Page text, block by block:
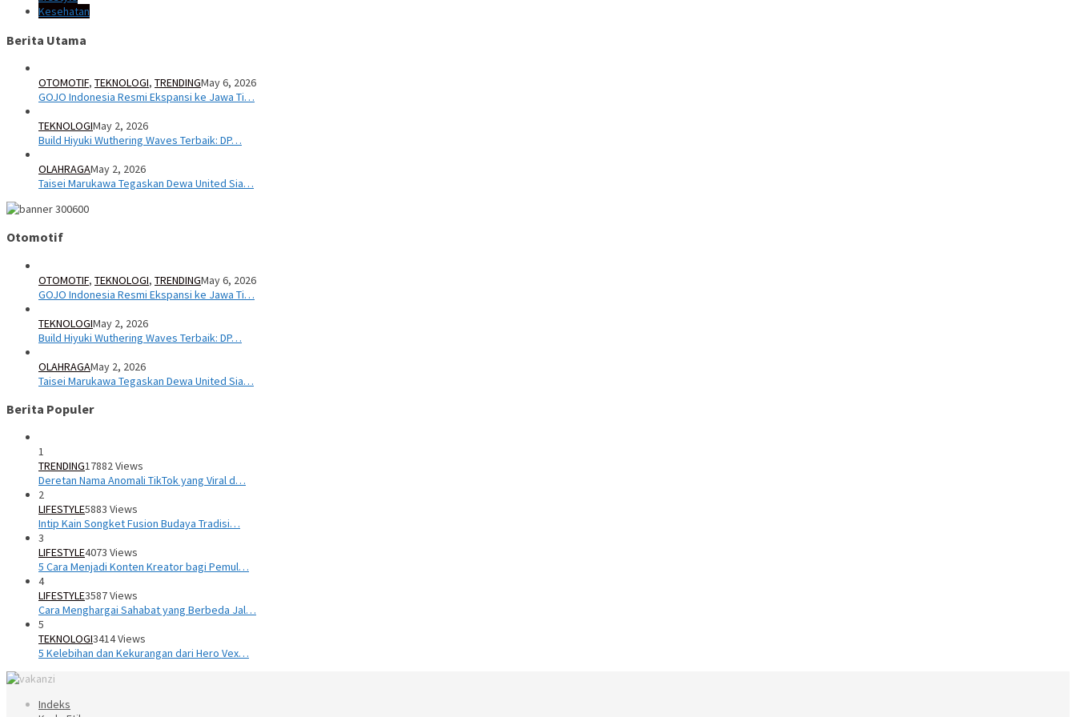
Kesehatan
Berita Utama
OTOMOTIF, TEKNOLOGI, TRENDINGMay 6, 2026
GOJO Indonesia Resmi Ekspansi ke Jawa Ti…
TEKNOLOGIMay 2, 2026
Build Hiyuki Wuthering Waves Terbaik: DP…
OLAHRAGAMay 2, 2026
Taisei Marukawa Tegaskan Dewa United Sia…
Otomotif
OTOMOTIF, TEKNOLOGI, TRENDINGMay 6, 2026
GOJO Indonesia Resmi Ekspansi ke Jawa Ti…
TEKNOLOGIMay 2, 2026
Build Hiyuki Wuthering Waves Terbaik: DP…
OLAHRAGAMay 2, 2026
Taisei Marukawa Tegaskan Dewa United Sia…
Berita Populer
1
TRENDING17882 Views
Deretan Nama Anomali TikTok yang Viral d…
2
LIFESTYLE5883 Views
Intip Kain Songket Fusion Budaya Tradisi…
3
LIFESTYLE4073 Views
5 Cara Menjadi Konten Kreator bagi Pemul…
4
LIFESTYLE3587 Views
Cara Menghargai Sahabat yang Berbeda Jal…
5
TEKNOLOGI3414 Views
5 Kelebihan dan Kekurangan dari Hero Vex…
Indeks